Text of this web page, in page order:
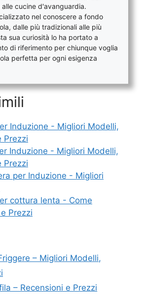
cucine d'avanguardia.
nel conoscere a fondo
dalle più tradizionali alle più
sua curiosità lo ha portato a
di riferimento per chiunque voglia
perfetta per ogni esigenza
Induzione - Migliori Modelli,
Prezzi
Induzione - Migliori Modelli,
Prezzi
per Induzione - Migliori
cottura lenta​ - Come
Prezzi
– Migliori Modelli,
– Recensioni e Prezzi